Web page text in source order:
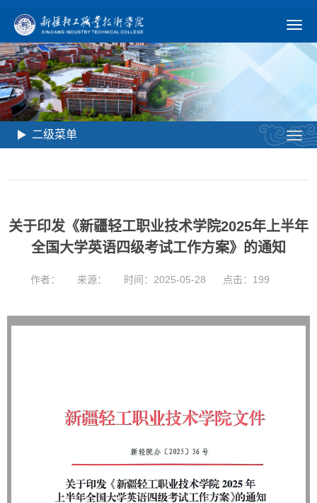
二级菜单
关于印发《新疆轻工职业技术学院2025年上半年
全国大学英语四级考试工作方案》的通知
作者： 来源： 时间：2025-05-28 点击： 199